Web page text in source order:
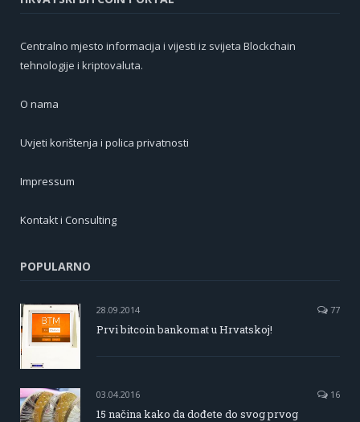
Centralno mjesto informacija i vijesti iz svijeta Blockchain
tehnologije i kriptovaluta.
O nama
Uvjeti korištenja i polica privatnosti
Impressum
Kontakt i Consulting
POPULARNO
28.09.2014 77
Prvi bitcoin bankomat u Hrvatskoj!
03.04.2016 16
15 načina kako da dođete do svog prvog